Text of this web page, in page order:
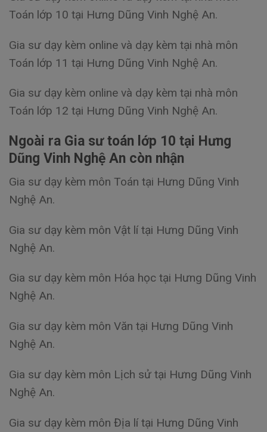
Toán lớp 10 tại Hưng Dũng Vinh Nghệ An.
Gia sư dạy kèm online và dạy kèm tại nhà môn
Toán lớp 11 tại Hưng Dũng Vinh Nghệ An.
Gia sư dạy kèm online và dạy kèm tại nhà môn
Toán lớp 12 tại Hưng Dũng Vinh Nghệ An.
Ngoài ra Gia sư toán lớp 10 tại Hưng
Dũng Vinh Nghệ An còn nhận
Gia sư dạy kèm môn Toán tại Hưng Dũng Vinh
Nghệ An.
Gia sư dạy kèm môn Vật lí tại Hưng Dũng Vinh
Nghệ An.
Gia sư dạy kèm môn Hóa học tại Hưng Dũng Vinh
Nghệ An.
Gia sư dạy kèm môn Văn tại Hưng Dũng Vinh
Nghệ An.
Gia sư dạy kèm môn Lịch sử tại Hưng Dũng Vinh
Nghệ An.
Gia sư dạy kèm môn Địa lí tại Hưng Dũng Vinh